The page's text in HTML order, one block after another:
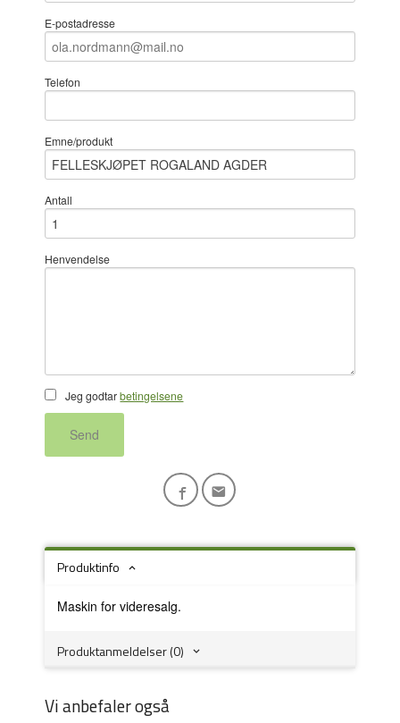
E-postadresse
Telefon
Emne/produkt
Antall
Henvendelse
Jeg godtarbetingelsene
Send
Produktinfo
Maskin for videresalg.
Produktanmeldelser (0)
Vi anbefaler også